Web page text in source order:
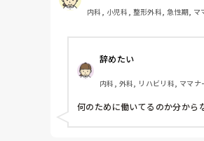
内科, 小児科, 整形外科, 急性期,
辞めたい
内科, 外科, リハビリ科, ママ
何のために働いてるのか分から